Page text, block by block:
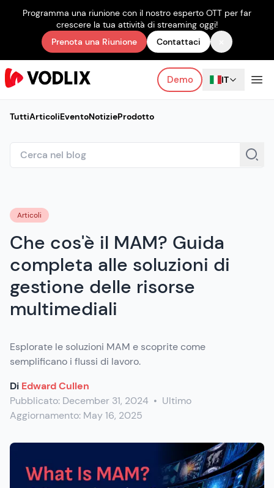
Programma una riunione con il nostro esperto OTT per far
crescere la tua attività di streaming oggi!
Prenota una Riunione
Contattaci
Demo IT
TuttiArticoliEventoNotizieProdotto
Articoli
Che cos'è il MAM? Guida
completa alle soluzioni di
gestione delle risorse
multimediali
Esplorate le soluzioni MAM e scoprite come
semplificano i flussi di lavoro.
Di Edward Cullen
Pubblicato: December 31, 2024 • Ultimo
Aggiornamento: May 16, 2025